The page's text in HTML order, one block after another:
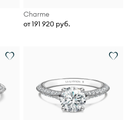
Charme
от 191 920 руб.